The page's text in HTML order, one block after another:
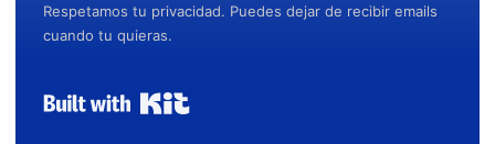
Respetamos tu privacidad. Puedes dejar de recibir emails
cuando tu quieras.